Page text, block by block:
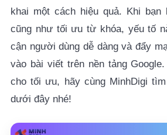
khai một cách hiệu quả. Khi bạn
cũng như tối ưu từ khóa, yếu tố
cận người dùng dễ dàng và đẩy
vào bài viết trên nền tảng
cho tối ưu, hãy cùng MinhDigi
dưới đây nhé!